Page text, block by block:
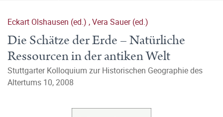
Eckart Olshausen (ed.) ,Vera Sauer (ed.)
Die Schätze der Erde – Natürliche
Ressourcen in der antiken Welt
Stuttgarter Kolloquium zur Historischen Geographie des
Altertums 10, 2008